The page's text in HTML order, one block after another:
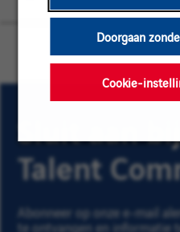
Doorgaan
Cookie-
Sluit aan
Talent
Abonneer op onze e-mail
te ontvangen en informatie